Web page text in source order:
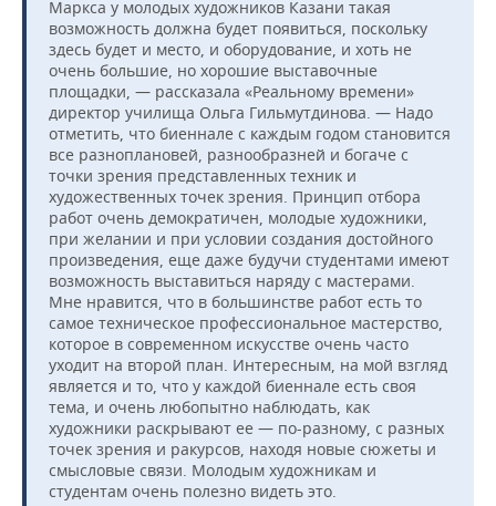
Маркса у молодых художников Казани такая
возможность должна будет появиться, поскольку
здесь будет и место, и оборудование, и хоть не
очень большие, но хорошие выставочные
площадки, — рассказала «Реальному времени»
директор училища Ольга Гильмутдинова. — Надо
отметить, что биеннале с каждым годом становится
все разноплановей, разнообразней и богаче с
точки зрения представленных техник и
художественных точек зрения. Принцип отбора
работ очень демократичен, молодые художники,
при желании и при условии создания достойного
произведения, еще даже будучи студентами имеют
возможность выставиться наряду с мастерами.
Мне нравится, что в большинстве работ есть то
самое техническое профессиональное мастерство,
которое в современном искусстве очень часто
уходит на второй план. Интересным, на мой взгляд
является и то, что у каждой биеннале есть своя
тема, и очень любопытно наблюдать, как
художники раскрывают ее — по-разному, с разных
точек зрения и ракурсов, находя новые сюжеты и
смысловые связи. Молодым художникам и
студентам очень полезно видеть это.